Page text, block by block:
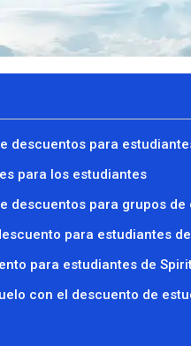
descuentos para
para los estudiantes
descuentos para grupos de
para estudiantes
para estudiantes de
con el descuento de